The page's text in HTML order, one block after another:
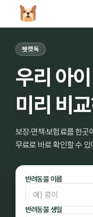
펫캣독
우리 아
미리 비
보장·면책·보험료를 한곳
무료로 바로 확인할 수 있
반려동물 이름
반려동물 생일